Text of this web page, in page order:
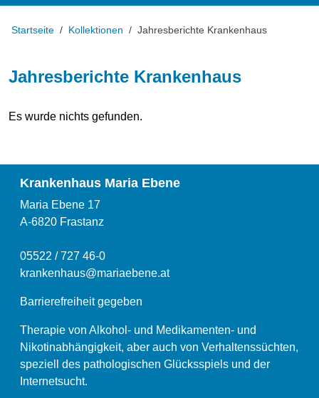
Startseite Kollektionen Jahresberichte Krankenhaus
Jahresberichte Krankenhaus
Es wurde nichts gefunden.
Krankenhaus Maria Ebene
Maria Ebene 17
A-6820 Frastanz
05522 / 727 46-0
krankenhaus@mariaebene.at
Barrierefreiheit gegeben
Therapie von Alkohol- und Medikamenten- und
Nikotinabhängigkeit, aber auch von Verhaltenssüchten,
speziell des pathologischen Glücksspiels und der
Internetsucht.